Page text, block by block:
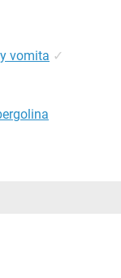
vomita ✓